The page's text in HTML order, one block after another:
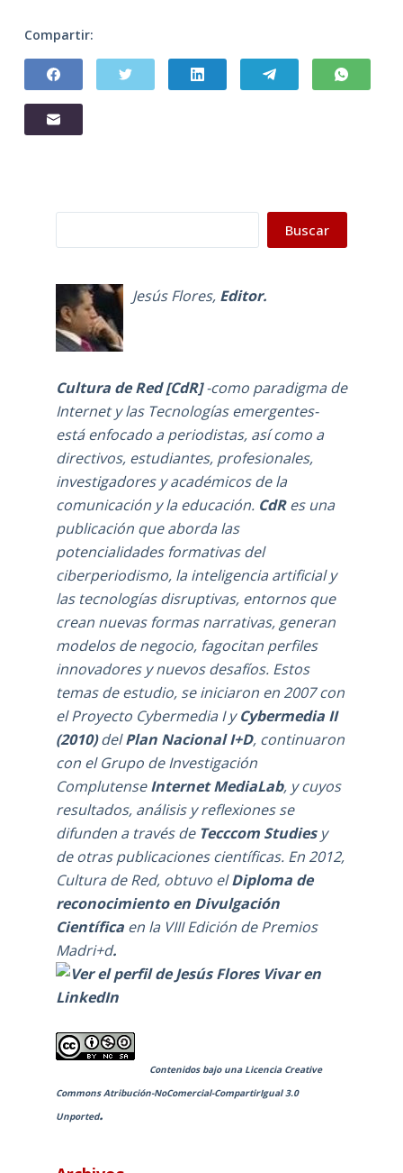
Compartir:
Buscar
Jesús Flores, Editor.
Cultura de Red [CdR]-como paradigma de
Internet y las Tecnologías emergentes-
está enfocado a periodistas, así como a
directivos, estudiantes, profesionales,
investigadores y académicos de la
comunicación y la educación. CdRes una
publicación que aborda las
potencialidades formativas del
ciberperiodismo, la inteligencia artificial y
las tecnologías disruptivas, entornos que
crean nuevas formas narrativas, generan
modelos de negocio, fagocitan perfiles
innovadores y nuevos desafíos. Estos
temas de estudio, se iniciaron en 2007 con
el Proyecto Cybermedia I yCybermedia II
(2010) delPlan Nacional I+D, continuaron
con elGrupo de Investigación
ComplutenseInternet MediaLab, y cuyos
resultados, análisis y reflexiones se
difunden a través de Tecccom Studiesy
de otras publicaciones científicas. En 2012,
Cultura de Red, obtuvo elDiploma de
reconocimiento en Divulgación
Científicaen la VIII Edición de Premios
Madri+d.
Contenidos bajo una Licencia Creative
Commons Atribución-NoComercial-CompartirIgual 3.0
Unported.